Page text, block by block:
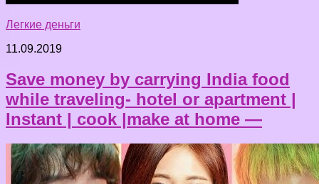
Легкие деньги
11.09.2019
Save money by carrying India food
while traveling- hotel or apartment |
Instant | cook |make at home —